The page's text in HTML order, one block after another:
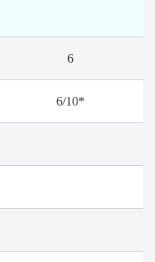
6
6/10*